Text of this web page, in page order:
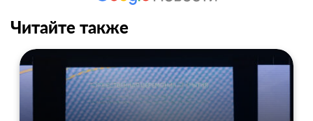
Читайте также